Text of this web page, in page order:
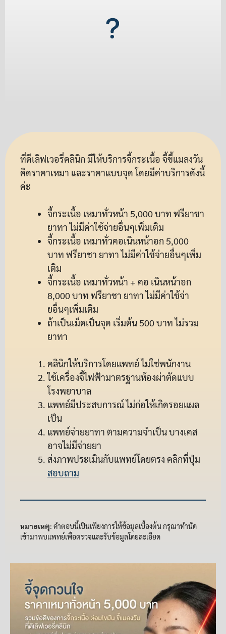
ที่ดีเลิฟเวอรี่คลินิก มีให้บริการจี้กระเนื้อ จี้ขี้แมลงวัน
คิดราคาเหมา และราคาแบบจุด โดยมีค่าบริการดังนี้
ค่ะ
จี้กระเนื้อ เหมาทั่วหน้า 5,000 บาท ฟรียาชา
ยาทา ไม่มีค่าใช้จ่ายอื่นๆเพิ่มเติม
จี้กระเนื้อ เหมาทั่วคอเนินหน้าอก 5,000
บาท ฟรียาชา ยาทา ไม่มีค่าใช้จ่ายอื่นๆเพิ่ม
เติม
จี้กระเนื้อ เหมาทั่วหน้า + คอ เนินหน้าอก
8,000 บาท ฟรียาชา ยาทา ไม่มีค่าใช้จ่า
ยอื่นๆเพิ่มเติม
ถ้าเป็นเม็ดเป็นจุด เริ่มต้น 500 บาท ไม่รวม
ยาทา
คลินิกให้บริการโดยแพทย์ ไม่ใช่พนักงาน
ใช้เครื่องจี้ไฟฟ้ามาตรฐานห้องผ่าตัดแบบ
โรงพยาบาล
แพทย์มีประสบการณ์ ไม่ก่อให้เกิดรอยแผล
เป็น
แพทย์จ่ายยาทา ตามความจำเป็น บางเคส
อาจไม่มีจ่ายยา
ส่งภาพประเมินกับแพทย์โดยตรง คลิกที่ปุ่ม
สอบถาม
หมายเหตุ: คำตอบนี้เป็นเพียงการให้ข้อมูลเบื้องต้น กรุณาทำนัด
เข้ามาพบแพทย์เพื่อตรวจและรับข้อมูลโดยละเอียด